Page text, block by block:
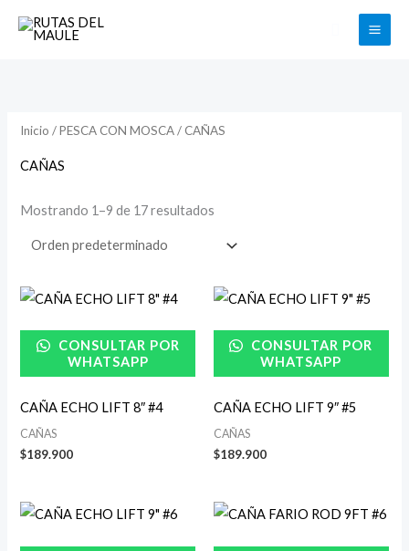
Buscar
Inicio /PESCA CON MOSCA/ CAÑAS
CAÑAS
Mostrando 1–9 de 17 resultados
CONSULTAR POR
WHATSAPP
CAÑA ECHO LIFT 8″ #4
CAÑAS
$189.900
CONSULTAR POR
WHATSAPP
CAÑA ECHO LIFT 9″ #5
CAÑAS
$189.900